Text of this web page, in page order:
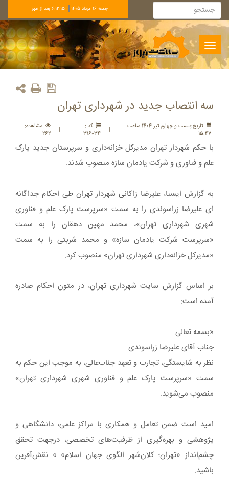
جمعه 16 مرداد 1405 6:12:15 بعد از ظهر
Toggle
navigation
سه انتصاب جدید در شهرداری تهران
تاريخ:بيست و چهارم تير 1404 ساعت
15:47
|
کد :
316034
|
مشاهده:
262
با حکم شهردار تهران مدیرکل خزانه‌داری و سرپرستان جدید پارک
علم و فناوری و شرکت یادمان سازه منصوب شدند.
به گزارش ایسنا، علیرضا زاکانی شهردار تهران طی احکام جداگانه
ای علیرضا زراسوندی را به سمت «سرپرست پارک علم و فناوری
شهری شهرداری تهران»، محمد مهین دهقان را به سمت
«سرپرست شرکت یادمان سازه» و محمد شربتی را به سمت
«مدیرکل خزانه‌داری شهرداری تهران» منصوب کرد.
بر اساس گزارش سایت شهرداری تهران، در متون احکام صادره
آمده است:
«بسمه تعالی
جناب آقای علیرضا زراسوندی
نظر به شایستگی، تجارب و تعهد جناب‌عالی، به موجب این حکم به
سمت «سرپرست پارک علم و فناوری شهری شهرداری تهران»
منصوب می‌شوید.
امید است ضمن تعامل و همکاری با مراکز علمی، دانشگاهی و
پژوهشی و بهره‌گیری از ظرفیت‌های تخصصی، درجهت تحقق
چشم‌انداز «تهران؛ کلان‌شهر الگوی جهان اسلام» » نقش‌آفرین
باشید.